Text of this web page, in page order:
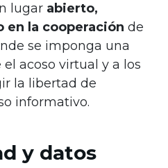
lugar abierto,
en la cooperación de
se imponga una
acoso virtual y a los
la libertad de
informativo.
y datos